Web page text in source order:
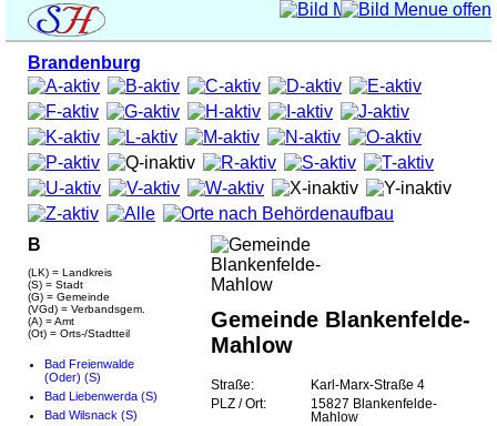
Brandenburg
B
(LK) = Landkreis
(S) = Stadt
(G) = Gemeinde
(VGd) = Verbandsgem.
(A) = Amt
(Ot) = Orts-/Stadtteil
Bad Freienwalde
(Oder) (S)
Bad Liebenwerda (S)
Bad Wilsnack (S)
Gemeinde Blankenfelde-
Mahlow
Straße:
Karl-Marx-Straße 4
PLZ / Ort:
15827 Blankenfelde-
Mahlow